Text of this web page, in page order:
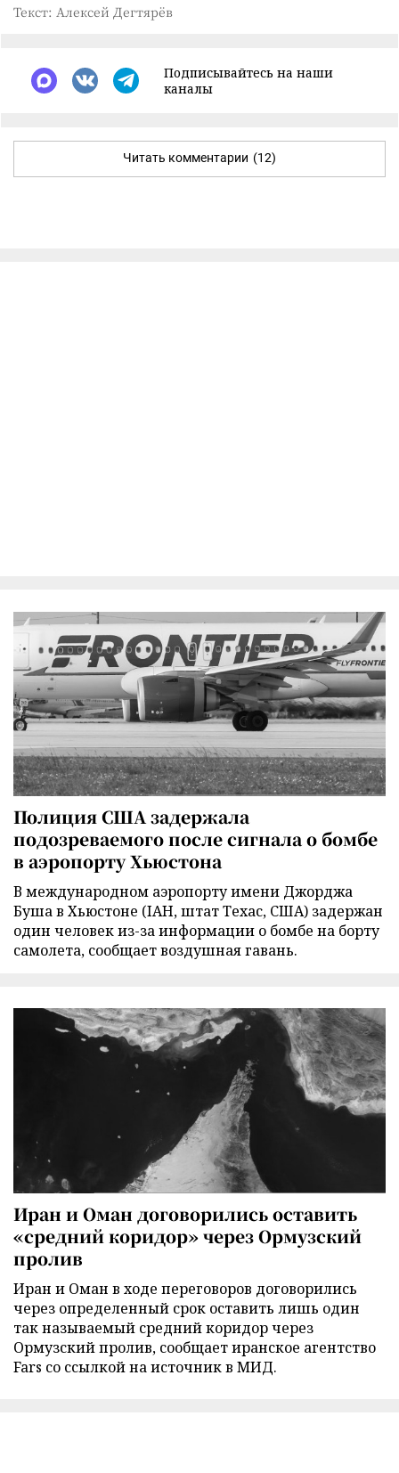
Текст: Алексей Дегтярёв
Подписывайтесь на наши
каналы
Читать комментарии (12)
Полиция США задержала
подозреваемого после сигнала о бомбе
в аэропорту Хьюстона
В международном аэропорту имени Джорджа
Буша в Хьюстоне (IAH, штат Техас, США) задержан
один человек из-за информации о бомбе на борту
самолета, сообщает воздушная гавань.
Иран и Оман договорились оставить
«средний коридор» через Ормузский
пролив
Иран и Оман в ходе переговоров договорились
через определенный срок оставить лишь один
так называемый средний коридор через
Ормузский пролив, сообщает иранское агентство
Fars со ссылкой на источник в МИД.